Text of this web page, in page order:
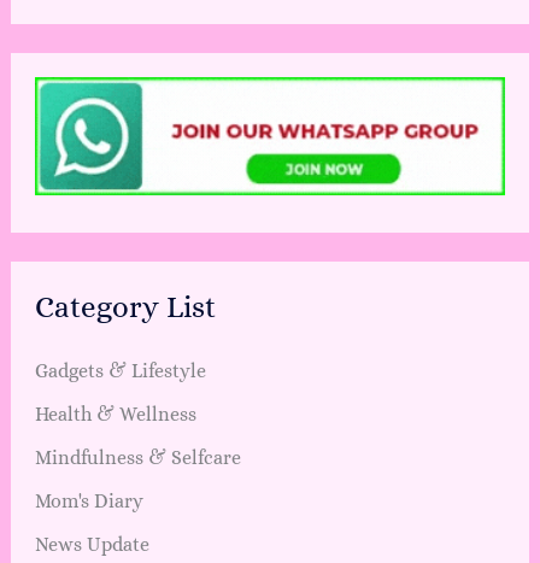
Category List
Gadgets & Lifestyle
Health & Wellness
Mindfulness & Selfcare
Mom's Diary
News Update